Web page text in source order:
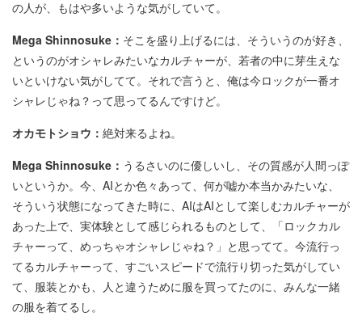
の人が、もはや多いような気がしていて。
Mega Shinnosuke： そこを盛り上げるには、そういうのが好き、
というのがオシャレみたいなカルチャーが、若者の中に芽生えな
いといけない気がしてて。それで言うと、俺は今ロックが一番オ
シャレじゃね？って思ってるんですけど。
オカモトショウ： 絶対来るよね。
Mega Shinnosuke： うるさいのに優しいし、その質感が人間っぽ
いというか。今、AIとか色々あって、何が嘘か本当かみたいな、
そういう状態になってきた時に、AIはAIとして楽しむカルチャーが
あった上で、実体験として感じられるものとして、「ロックカル
チャーって、めっちゃオシャレじゃね？」と思ってて。今流行っ
てるカルチャーって、すごいスピードで流行り切った気がしてい
て、服装とかも、人と違うために服を買ってたのに、みんな一緒
の服を着てるし。